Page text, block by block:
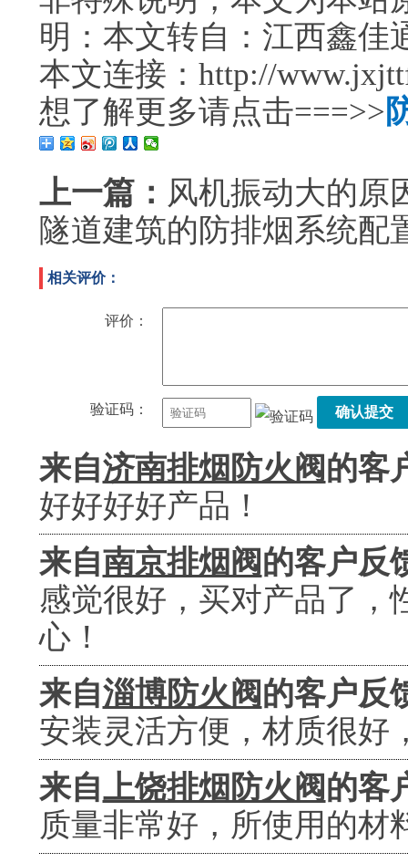
明：本文转自：江西鑫佳
本文连接：http://
想了解更多请点击===>>
上一篇： 风机振动大的原
隧道建筑的防排烟系统配
相关评价：
评价：
验证码： 确认提交
来自济南排烟防火阀的客
好好好好产品！
来自南京排烟阀的客户反
感觉很好，买对产品了，
心！
来自淄博防火阀的客户反
安装灵活方便，材质很好
来自上饶排烟防火阀的客
质量非常好，所使用的材